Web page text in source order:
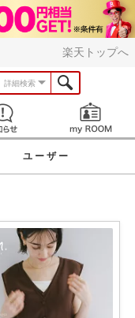
楽天トップへ
詳細検索
お知らせ
ユーザー